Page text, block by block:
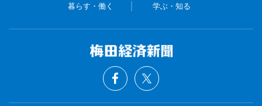
暮らす・働く 学ぶ・知る